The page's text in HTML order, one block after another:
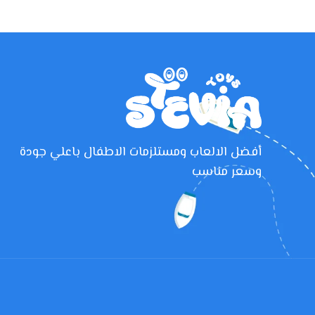
أفضل الالعاب ومستلزمات الاطفال باعلي جودة
وسعر مناسب